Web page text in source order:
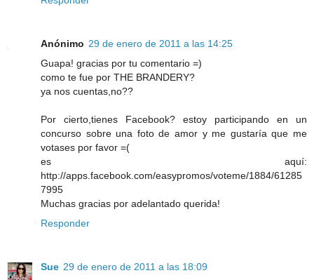
Anónimo 29 de enero de 2011 a las 14:25
Guapa! gracias por tu comentario =)
como te fue por THE BRANDERY?
ya nos cuentas,no??
Por cierto,tienes Facebook? estoy participando en un
concurso sobre una foto de amor y me gustaría que me
votases por favor =(
es aquí:
http://apps.facebook.com/easypromos/voteme/1884/61285
7995
Muchas gracias por adelantado querida!
Responder
Sue 29 de enero de 2011 a las 18:09